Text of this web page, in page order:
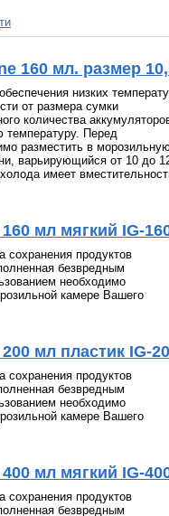
160 мл. размер
низких
от размера сумки
количества
температуру. Перед
разместить в
варьирующийся от 10 до
имеет
мл мягкий IG-
сохранения продуктов
безвредным
необходимо
камере Вашего
мл пластик IG-
сохранения продуктов
безвредным
необходимо
камере Вашего
мл мягкий IG-
сохранения продуктов
безвредным